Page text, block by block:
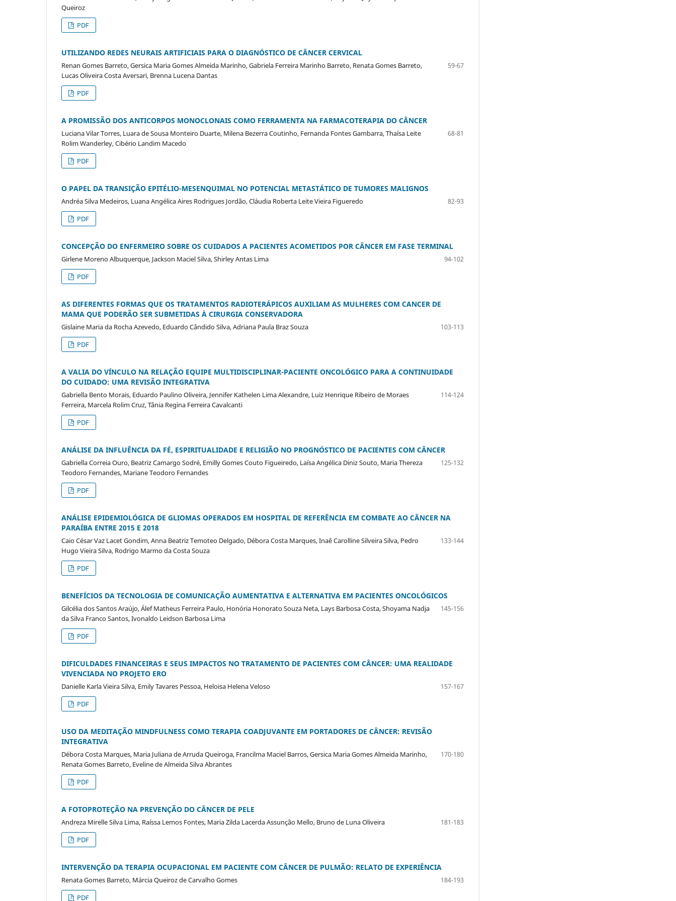
Queiroz
PDF
UTILIZANDO REDES NEURAIS ARTIFICIAIS PARA O DIAGNÓSTICO DE CÂNCER CERVICAL
Renan Gomes Barreto, Gersica Maria Gomes Almeida Marinho, Gabriela Ferreira Marinho Barreto, Renata Gomes Barreto,
Lucas Oliveira Costa Aversari, Brenna Lucena Dantas
59-67
PDF
A PROMISSÃO DOS ANTICORPOS MONOCLONAIS COMO FERRAMENTA NA FARMACOTERAPIA DO CÂNCER
Luciana Vilar Torres, Luara de Sousa Monteiro Duarte, Milena Bezerra Coutinho, Fernanda Fontes Gambarra, Thaísa Leite
Rolim Wanderley, Cibério Landim Macedo
68-81
PDF
O PAPEL DA TRANSIÇÃO EPITÉLIO-MESENQUIMAL NO POTENCIAL METASTÁTICO DE TUMORES MALIGNOS
Andréa Silva Medeiros, Luana Angélica Aires Rodrigues Jordão, Cláudia Roberta Leite Vieira Figueredo
82-93
PDF
CONCEPÇÃO DO ENFERMEIRO SOBRE OS CUIDADOS A PACIENTES ACOMETIDOS POR CÂNCER EM FASE TERMINAL
Girlene Moreno Albuquerque, Jackson Maciel Silva, Shirley Antas Lima
94-102
PDF
AS DIFERENTES FORMAS QUE OS TRATAMENTOS RADIOTERÁPICOS AUXILIAM AS MULHERES COM CANCER DE
MAMA QUE PODERÃO SER SUBMETIDAS À CIRURGIA CONSERVADORA
Gislaine Maria da Rocha Azevedo, Eduardo Cândido Silva, Adriana Paula Braz Souza
103-113
PDF
A VALIA DO VÍNCULO NA RELAÇÃO EQUIPE MULTIDISCIPLINAR-PACIENTE ONCOLÓGICO PARA A CONTINUIDADE
DO CUIDADO: UMA REVISÃO INTEGRATIVA
Gabriella Bento Morais, Eduardo Paulino Oliveira, Jennifer Kathelen Lima Alexandre, Luiz Henrique Ribeiro de Moraes
Ferreira, Marcela Rolim Cruz, Tânia Regina Ferreira Cavalcanti
114-124
PDF
ANÁLISE DA INFLUÊNCIA DA FÉ, ESPIRITUALIDADE E RELIGIÃO NO PROGNÓSTICO DE PACIENTES COM CÂNCER
Gabriella Correia Ouro, Beatriz Camargo Sodré, Emilly Gomes Couto Figueiredo, Laísa Angélica Diniz Souto, Maria Thereza
Teodoro Fernandes, Mariane Teodoro Fernandes
125-132
PDF
ANÁLISE EPIDEMIOLÓGICA DE GLIOMAS OPERADOS EM HOSPITAL DE REFERÊNCIA EM COMBATE AO CÂNCER NA
PARAÍBA ENTRE 2015 E 2018
Caio César Vaz Lacet Gondim, Anna Beatriz Temoteo Delgado, Débora Costa Marques, Inaê Carolline Silveira Silva, Pedro
Hugo Vieira Silva, Rodrigo Marmo da Costa Souza
133-144
PDF
BENEFÍCIOS DA TECNOLOGIA DE COMUNICAÇÃO AUMENTATIVA E ALTERNATIVA EM PACIENTES ONCOLÓGICOS
Gilcélia dos Santos Araújo, Álef Matheus Ferreira Paulo, Honória Honorato Souza Neta, Lays Barbosa Costa, Shoyama Nadja
da Silva Franco Santos, Ivonaldo Leidson Barbosa Lima
145-156
PDF
DIFICULDADES FINANCEIRAS E SEUS IMPACTOS NO TRATAMENTO DE PACIENTES COM CÂNCER: UMA REALIDADE
VIVENCIADA NO PROJETO ERO
Danielle Karla Vieira Silva, Emily Tavares Pessoa, Heloisa Helena Veloso
157-167
PDF
USO DA MEDITAÇÃO MINDFULNESS COMO TERAPIA COADJUVANTE EM PORTADORES DE CÂNCER: REVISÃO
INTEGRATIVA
Débora Costa Marques, Maria Juliana de Arruda Queiroga, Francilma Maciel Barros, Gersica Maria Gomes Almeida Marinho,
Renata Gomes Barreto, Eveline de Almeida Silva Abrantes
170-180
PDF
A FOTOPROTEÇÃO NA PREVENÇÃO DO CÂNCER DE PELE
Andreza Mirelle Silva Lima, Raíssa Lemos Fontes, Maria Zilda Lacerda Assunção Mello, Bruno de Luna Oliveira
181-183
PDF
INTERVENÇÃO DA TERAPIA OCUPACIONAL EM PACIENTE COM CÂNCER DE PULMÃO: RELATO DE EXPERIÊNCIA
Renata Gomes Barreto, Márcia Queiroz de Carvalho Gomes
184-193
PDF